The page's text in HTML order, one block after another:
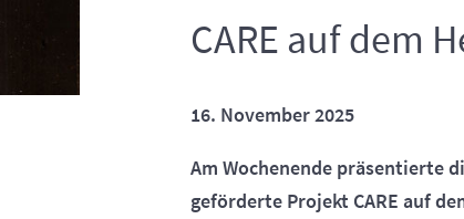
CARE auf dem
16. November 2025
Am Wochenende präsentierte
geförderte Projekt CARE auf